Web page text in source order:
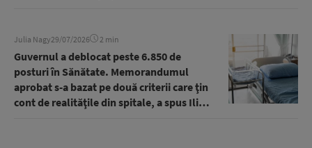
Julia Nagy29/07/2026 2 min
Guvernul a deblocat peste 6.850 de
posturi în Sănătate. Memorandumul
aprobat s-a bazat pe două criterii care ţin
cont de realităţile din spitale, a spus Ilie